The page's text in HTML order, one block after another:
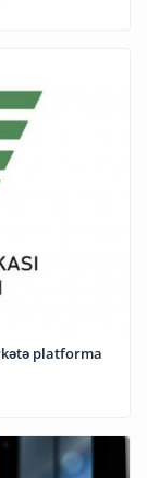
platforma